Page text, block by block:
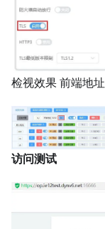
检视效果 前端地址
访问测试